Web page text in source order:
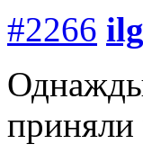
#2266
Однажды
приняли